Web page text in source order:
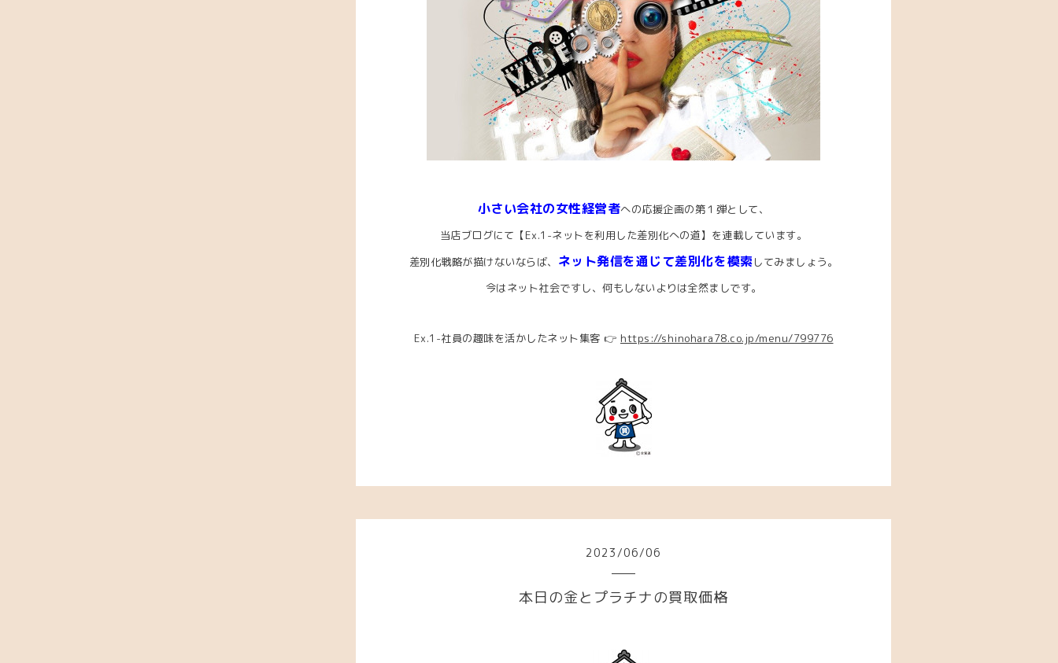
小さい会社の女性経営者への応援企画の第１弾として、
当店ブログにて【Ex.1-ネットを利用した差別化への道】を連載しています。
差別化戦略が描けないならば、 ネット発信を通じて差別化を模索してみましょう。
今はネット社会ですし、何もしないよりは全然ましです。
Ex.1-社員の趣味を活かしたネット集客 👉 https://shinohara78.co.jp/menu/799776
2023/06/06
本日の金とプラチナの買取価格